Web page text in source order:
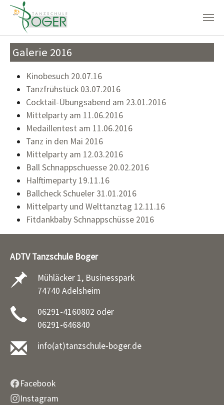
Zum Hauptinhalt springen
Galerie 2016
Kinobesuch 20.07.16
Tanzfrühstück 03.07.2016
Cocktail-Übungsabend am 23.01.2016
Mittelparty am 11.06.2016
Medaillentest am 11.06.2016
Tanz in den Mai 2016
Mittelparty am 12.03.2016
Ball Schnappschuesse 20.02.2016
Halftimeparty 19.11.16
Ballcheck Schueler 31.01.2016
Mittelparty und Welttanztag 12.11.16
Fitdankbaby Schnappschüsse 2016
ADTV Tanzschule Boger
Mühläcker 1, Businesspark
74740 Adelsheim
06291-4160802 oder
06291-646840
info(at)tanzschule-boger.de
Facebook
Instagram